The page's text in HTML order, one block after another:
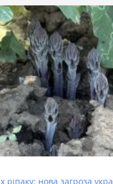
ріпаку: нова загроза